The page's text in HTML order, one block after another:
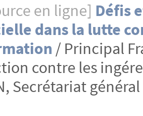
en ligne] Défis
dans la lutte
/ Principal
contre les
Secrétariat